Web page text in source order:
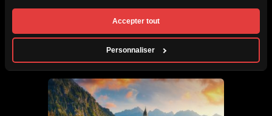
Accepter tout
Personnaliser